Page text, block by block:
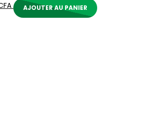
AJOUTER AU PANIER